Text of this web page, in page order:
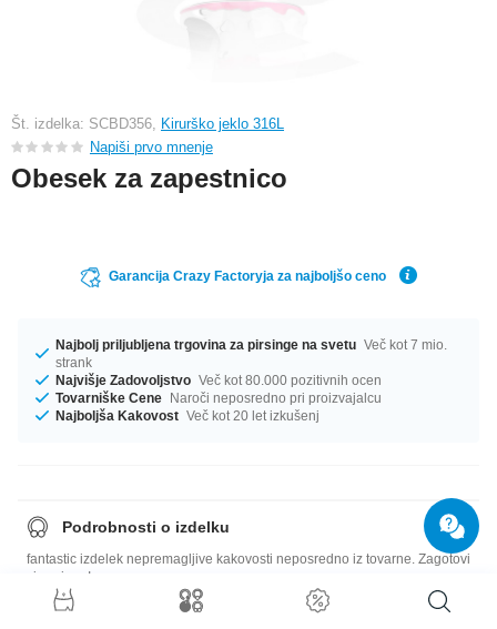
Št. izdelka: SCBD356, Kirurško jeklo 316L
Napiši prvo mnenje
Obesek za zapestnico
Garancija Crazy Factoryja za najboljšo ceno
Najbolj priljubljena trgovina za pirsinge na svetu Več kot 7 mio.
strank
Najvišje Zadovoljstvo Več kot 80.000 pozitivnih ocen
Tovarniške Cene Naroči neposredno pri proizvajalcu
Najboljša Kakovost Več kot 20 let izkušenj
Podrobnosti o izdelku
fantastic izdelek nepremagljive kakovosti neposredno iz tovarne. Zagotovi
si svojega!